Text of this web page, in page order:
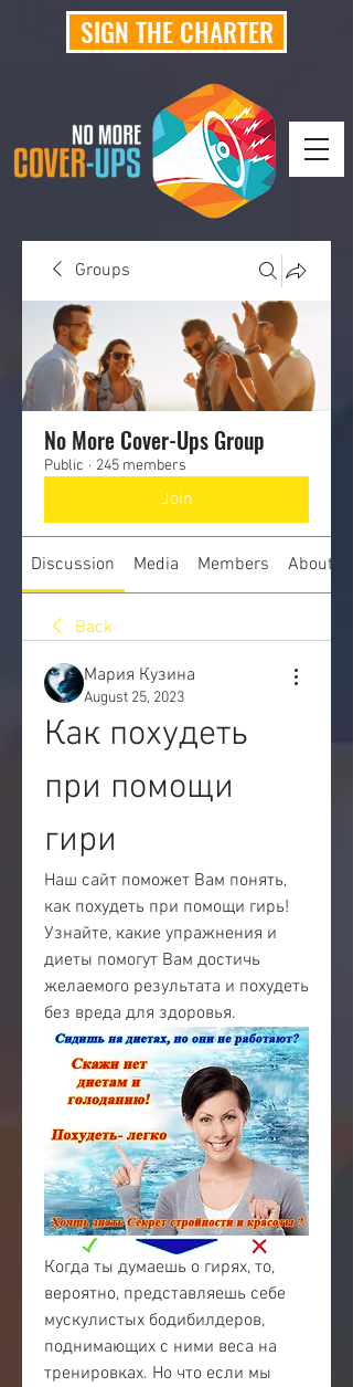
SIGN THE CHARTER
Groups
No More Cover-Ups Group
Public · 245 members
Join
Discussion Media Members About
Back
Мария Кузина
August 25, 2023
Как похудеть
при помощи
гири
Наш сайт поможет Вам понять,
как похудеть при помощи гирь!
Узнайте, какие упражнения и
диеты помогут Вам достичь
желаемого результата и похудеть
без вреда для здоровья.
Когда ты думаешь о гирях, то,
вероятно, представляешь себе
мускулистых бодибилдеров,
поднимающих с ними веса на
тренировках. Но что если мы